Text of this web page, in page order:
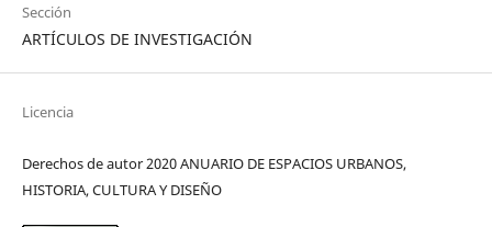
Sección
ARTÍCULOS DE INVESTIGACIÓN
Licencia
Derechos de autor 2020 ANUARIO DE ESPACIOS URBANOS,
HISTORIA, CULTURA Y DISEÑO